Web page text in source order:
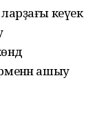
кеүек
ашыу